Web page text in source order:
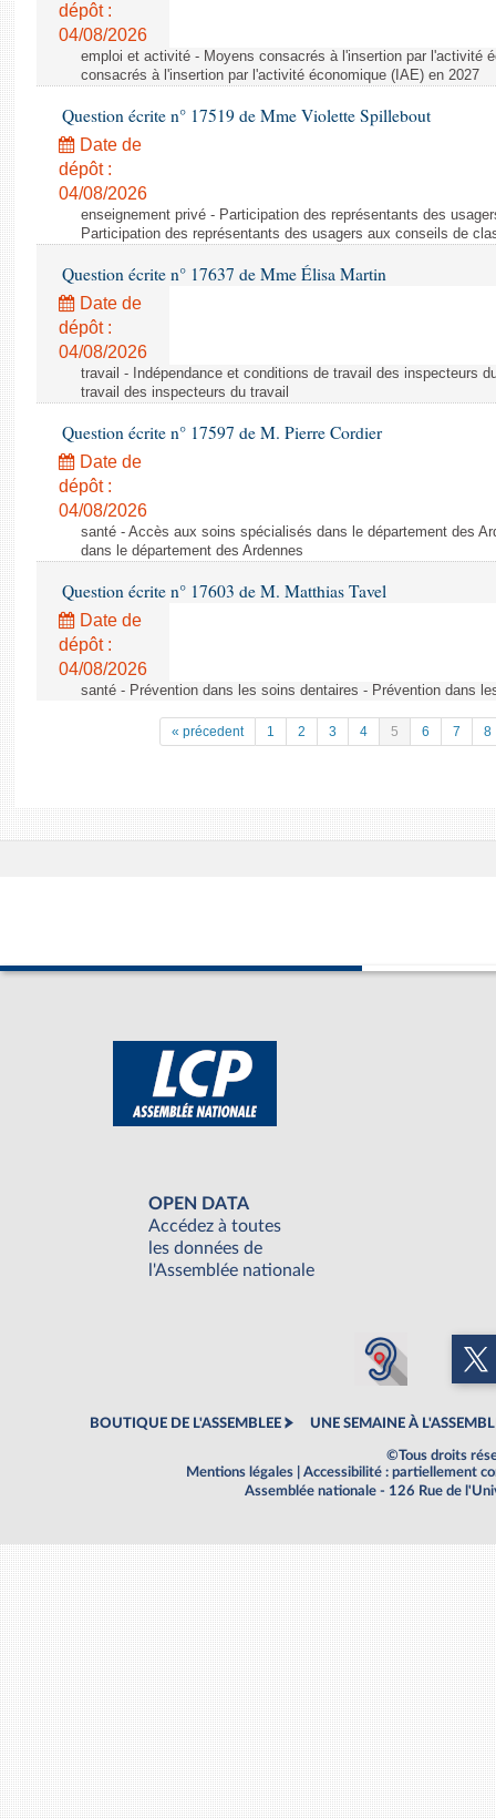
dépôt :
04/08/2026
emploi et activité - Moyens consacrés à l'insertion par l'activité
consacrés à l'insertion par l'activité économique (IAE) en 2027
Question écrite n° 17519 de Mme Violette Spillebout
Date de
dépôt :
04/08/2026
enseignement privé - Participation des représentants des
Participation des représentants des usagers aux conseils de
Question écrite n° 17637 de Mme Élisa Martin
Date de
dépôt :
04/08/2026
travail - Indépendance et conditions de travail des inspecteurs
travail des inspecteurs du travail
Question écrite n° 17597 de M. Pierre Cordier
Date de
dépôt :
04/08/2026
santé - Accès aux soins spécialisés dans le département des
dans le département des Ardennes
Question écrite n° 17603 de M. Matthias Tavel
Date de
dépôt :
04/08/2026
santé - Prévention dans les soins dentaires - Prévention dans
« précedent 1 2 3 4 5 6 7 8
OPEN DATA
Accédez à toutes
les données de
l'Assemblée nationale
BOUTIQUE DE L'ASSEMBLEE UNE SEMAINE À
©Tous droits
Mentions légales
Accessibilité : partiellement
Assemblée nationale - 126 Rue de